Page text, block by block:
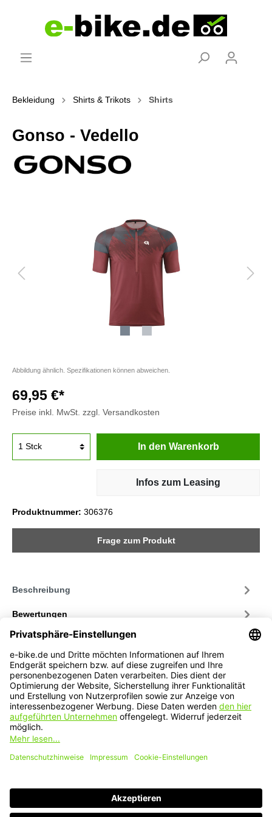
Bekleidung Shirts & Trikots Shirts
Gonso - Vedello
Abbildung ähnlich. Spezifikationen können abweichen.
69,95 €*
Preise inkl. MwSt. zzgl. Versandkosten
In den Warenkorb
Infos zum Leasing
Produktnummer: 306376
Frage zum Produkt
Beschreibung
Bewertungen
Service-Hotline
Service
Informationen